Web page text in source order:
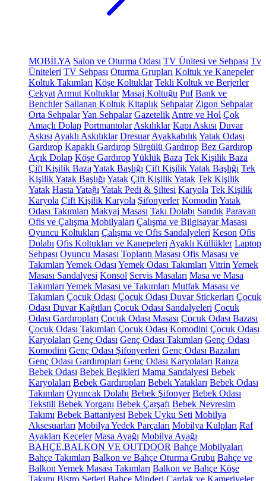
MOBİLYA Salon ve Oturma Odası TV Ünitesi ve Sehpası Tv
Üniteleri TV Sehpası Oturma Grupları Koltuk ve Kanepeler
Koltuk Takımları Köşe Koltuklar Tekli Koltuk ve Berjerler
Çekyat Armut Koltuklar Masaj Koltuğu Puf Bank ve
Benchler Sallanan Koltuk Kitaplık Sehpalar Zigon Sehpalar
Orta SehpalarYan Sehpalar Gazetelik Antre ve Hol Çok
Amaçlı Dolap Portmantolar Askılıklar Kapı Askısı Duvar
Askısı Ayaklı Askılıklar Dresuar AyakkabılıkYatak Odası
Gardırop Kapaklı Gardırop Sürgülü Gardırop Bez Gardırop
Açık Dolap Köşe GardıropYüklük Baza Tek Kişilik Baza
Çift Kişilik Baza Yatak Başlığı Çift Kişilik Yatak Başlığı Tek
Kişilik Yatak Başlığı Yatak Çift Kişilik Yatak Tek Kişilik
Yatak Hasta Yatağı Yatak Pedi & Şiltesi Karyola Tek Kişilik
Karyola Çift Kişilik Karyola Şifonyerler Komodin Yatak
Odası Takımları Makyaj Masası Takı Dolabı Sandık Paravan
Ofis ve Çalışma Mobilyaları Çalışma ve Bilgisayar Masası
Oyuncu Koltukları Çalışma ve Ofis Sandalyeleri Keson Ofis
Dolabı Ofis Koltukları ve Kanepeleri Ayaklı Küllükler Laptop
Sehpası Oyuncu Masası Toplantı Masası Ofis Masası ve
Takımları Yemek Odası Yemek Odası Takımları Vitrin Yemek
Masası Sandalyesi Konsol Servis Masaları Masa ve Masa
Takımları Yemek Masası ve Takımları Mutfak Masası ve
Takımları Çocuk Odası Çocuk Odası Duvar Stickerları Çocuk
Odası Duvar Kağıtları Çocuk Odası Sandalyeleri Çocuk
Odası Gardıropları Çocuk Odası Masası Çocuk Odası Bazası
Çocuk Odası Takımları Çocuk Odası Komodini Çocuk Odası
Karyolaları Genç Odası Genç Odası Takımları Genç Odası
Komodini Genç Odası Şifonyerleri Genç Odası Bazaları
Genç Odası Gardıropları Genç Odası Karyolaları Ranza
Bebek Odası Bebek Beşikleri Mama Sandalyesi Bebek
Karyolaları Bebek Gardıropları Bebek Yatakları Bebek Odası
Takımları Oyuncak Dolabı Bebek Şifonyer Bebek Odası
Tekstili Bebek Yorganı Bebek Çarşafı Bebek Nevresim
Takımı Bebek Battaniyesi Bebek Uyku Seti Mobilya
Aksesuarları Mobilya Yedek Parçaları Mobilya Kulpları Raf
Ayakları Keçeler Masa Ayağı Mobilya Ayağı
BAHÇE,BALKON VE OUTDOOR Bahçe Mobilyaları
Bahçe Takımları Balkon ve Bahçe Oturma Grubu Bahçe ve
Balkon Yemek Masası Takımları Balkon ve Bahçe Köşe
Takımı Bistro Setleri Bahçe Minderi Çardak ve Kameriyeler